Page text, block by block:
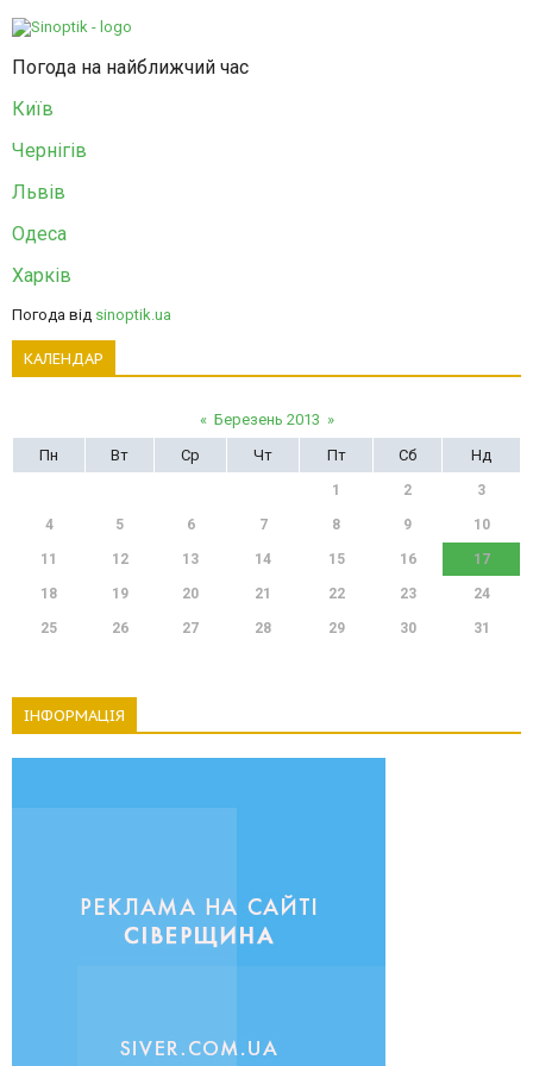
Погода на найближчий час
Київ
Чернігів
Львів
Одеса
Харків
Погода від sinoptik.ua
КАЛЕНДАР
« Березень 2013 »
Пн
Вт Ср Чт Пт Сб Нд
1 2 3
4 5 6 7 8 9 10
11 12 13 14 15 16 17
18 19 20 21 22 23 24
25 26 27 28 29 30 31
ІНФОРМАЦІЯ